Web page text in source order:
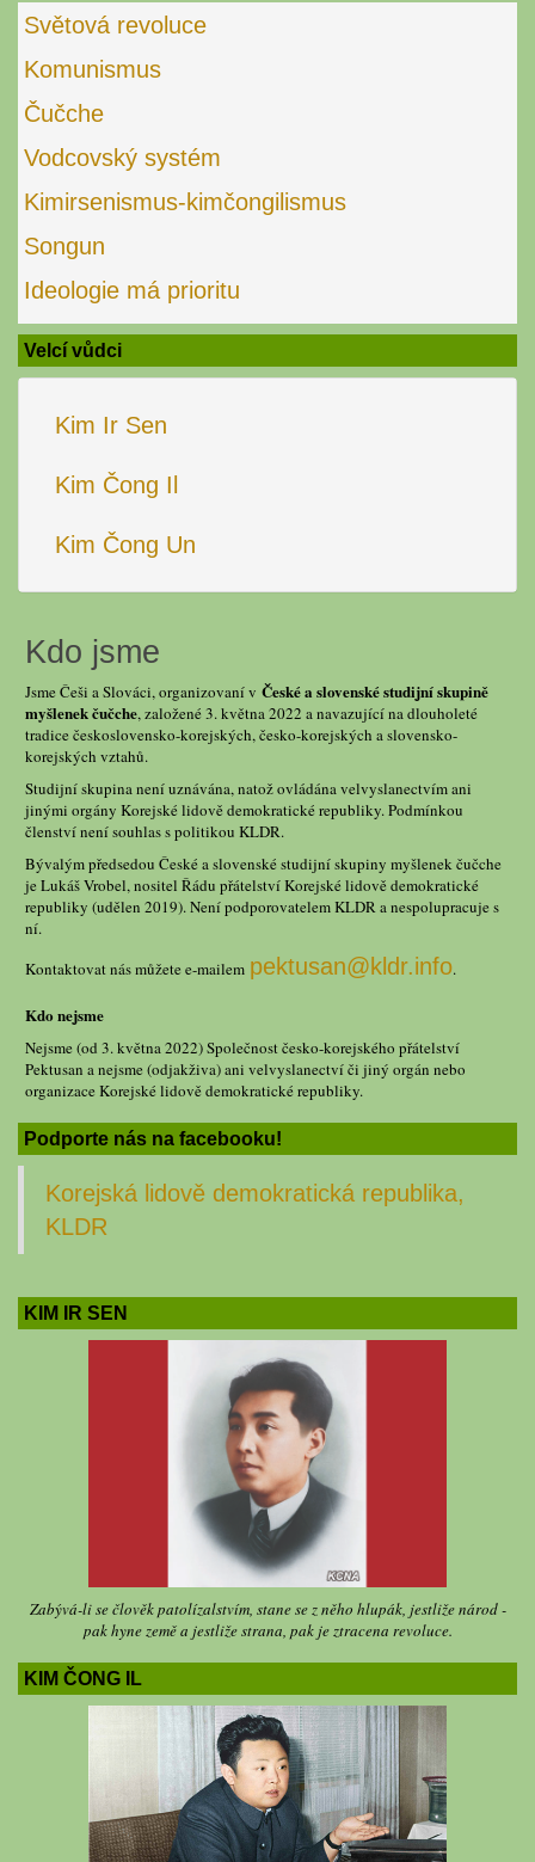
Světová revoluce
Komunismus
Čučche
Vodcovský systém
Kimirsenismus-kimčongilismus
Songun
Ideologie má prioritu
Velcí vůdci
Kim Ir Sen
Kim Čong Il
Kim Čong Un
Kdo jsme
Jsme Češi a Slováci, organizovaní v České a slovenské studijní skupině
myšlenek čučche, založené 3. května 2022 a navazující na dlouholeté
tradice československo-korejských, česko-korejských a slovensko-
korejských vztahů.
Studijní skupina není uznávána, natož ovládána velvyslanectvím ani
jinými orgány Korejské lidově demokratické republiky. Podmínkou
členství není souhlas s politikou KLDR.
Bývalým předsedou České a slovenské studijní skupiny myšlenek čučche
je Lukáš Vrobel, nositel Řádu přátelství Korejské lidově demokratické
republiky (udělen 2019). Není podporovatelem KLDR a nespolupracuje s
ní.
Kontaktovat nás můžete e-mailem pektusan@kldr.info.
Kdo nejsme
Nejsme (od 3. května 2022) Společnost česko-korejského přátelství
Pektusan a nejsme (odjakživa) ani velvyslanectví či jiný orgán nebo
organizace Korejské lidově demokratické republiky.
Podporte nás na facebooku!
Korejská lidově demokratická republika,
KLDR
KIM IR SEN
Zabývá-li se člověk patolízalstvím, stane se z něho hlupák, jestliže národ -
pak hyne země a jestliže strana, pak je ztracena revoluce.
KIM ČONG IL